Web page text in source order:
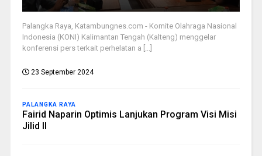
Palangka Raya, Katambungnes.com - Komite Olahraga Nasional
Indonesia (KONI) Kalimantan Tengah (Kalteng) menggelar
konferensi pers terkait perhelatan a [...]
23 September 2024
PALANGKA RAYA
Fairid Naparin Optimis Lanjukan Program Visi Misi
Jilid II